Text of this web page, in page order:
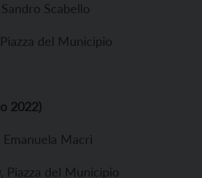
Scabello
del Municipio
2022)
Emanuela Macrì
Piazza del Municipio